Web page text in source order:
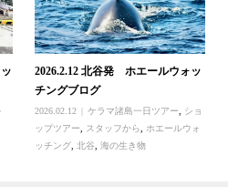
2026.2.12 北谷発 ホエールウォッ
チングブログ
2026.02.12 ケラマ諸島一日ツアー, ショ
ップツアー, スタッフから,ホエールウォ
ッチング,北谷,海の生き物